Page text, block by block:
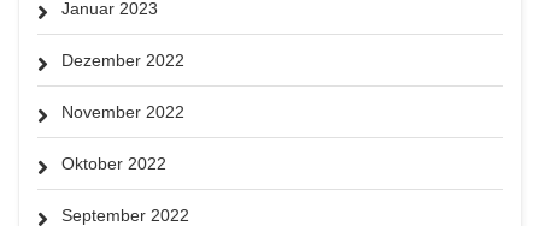
Januar 2023
Dezember 2022
November 2022
Oktober 2022
September 2022